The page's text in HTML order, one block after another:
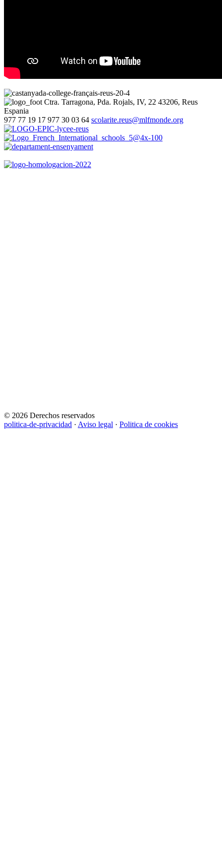
Ctra. Tarragona, Pda. Rojals, IV, 22 43206, Reus
Espania
977 77 19 17 977 30 03 64 scolarite.reus@mlfmonde.org
© 2026 Derechos reservados
politica-de-privacidad · Aviso legal · Politica de cookies